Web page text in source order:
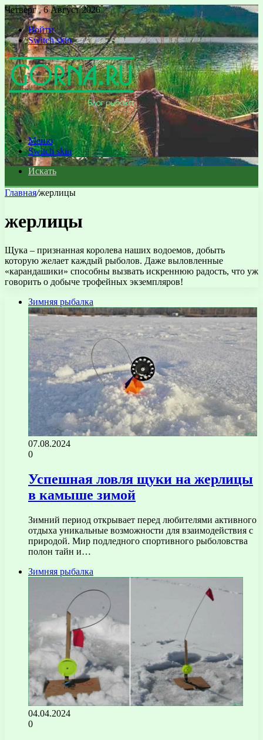
Четверг , 6 Август 2026
Войти
Switch skin
Меню
Switch skin
Искать
Главная/жерлицы
жерлицы
Щука – признанная королева наших водоемов, добыть
которую желает каждый рыболов. Даже выловленные
«карандашики» способны вызвать искреннюю радость, что уж
говорить о добыче трофейных экземпляров!
Зимняя рыбалка
07.08.2024
0
Успешная ловля щуки на жерлицы
в камыше зимой
Зимний период открывает перед любителями активного
отдыха уникальные возможности для взаимодействия с
природой. Мир подледного спортивного рыболовства
полон тайн и…
Зимняя рыбалка
04.04.2024
0